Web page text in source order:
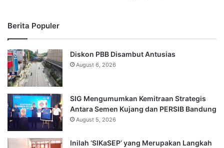
Berita Populer
Diskon PBB Disambut Antusias
August 6, 2026
SIG Mengumumkan Kemitraan Strategis
Antara Semen Kujang dan PERSIB Bandung
August 5, 2026
Inilah ‘SIKaSEP’ yang Merupakan Langkah